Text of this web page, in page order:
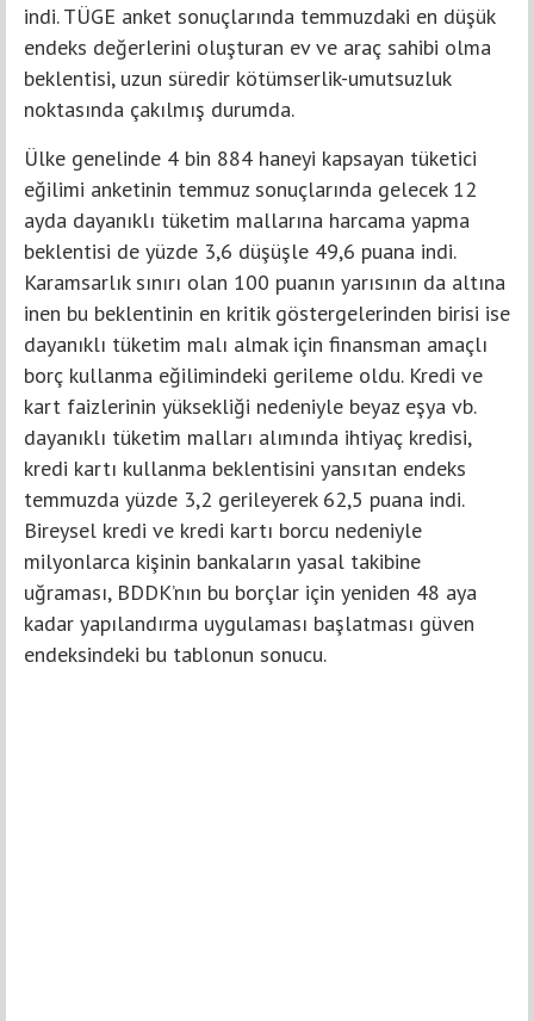
indi. TÜGE anket sonuçlarında temmuzdaki en düşük
endeks değerlerini oluşturan ev ve araç sahibi olma
beklentisi, uzun süredir kötümserlik-umutsuzluk
noktasında çakılmış durumda.
Ülke genelinde 4 bin 884 haneyi kapsayan tüketici
eğilimi anketinin temmuz sonuçlarında gelecek 12
ayda dayanıklı tüketim mallarına harcama yapma
beklentisi de yüzde 3,6 düşüşle 49,6 puana indi.
Karamsarlık sınırı olan 100 puanın yarısının da altına
inen bu beklentinin en kritik göstergelerinden birisi ise
dayanıklı tüketim malı almak için finansman amaçlı
borç kullanma eğilimindeki gerileme oldu. Kredi ve
kart faizlerinin yüksekliği nedeniyle beyaz eşya vb.
dayanıklı tüketim malları alımında ihtiyaç kredisi,
kredi kartı kullanma beklentisini yansıtan endeks
temmuzda yüzde 3,2 gerileyerek 62,5 puana indi.
Bireysel kredi ve kredi kartı borcu nedeniyle
milyonlarca kişinin bankaların yasal takibine
uğraması, BDDK’nın bu borçlar için yeniden 48 aya
kadar yapılandırma uygulaması başlatması güven
endeksindeki bu tablonun sonucu.